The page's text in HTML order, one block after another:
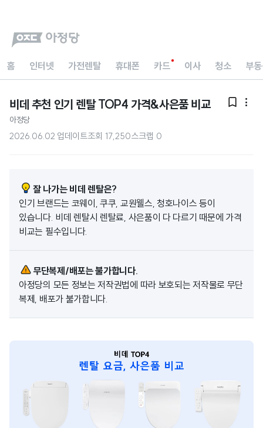
홈 인터넷 가전렌탈 휴대폰 카드 이사 청소 부
비데 추천 인기 렌탈 TOP4 가격&사은품 비교  
아정당
2026.06.02 업데이트조회 17,250스크랩 0
잘 나가는 비데 렌탈은?
인기 브랜드는 코웨이, 쿠쿠, 교원웰스, 청호나이스 등이
있습니다. 비데 렌탈시 렌탈료, 사은품이 다 다르기 때문에 가격
비교는 필수입니다.
무단복제/배포는 불가합니다.
아정당의 모든 정보는 저작권법에 따라 보호되는 저작물로 무단
복제, 배포가 불가합니다.